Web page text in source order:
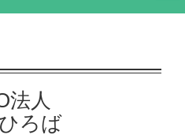
法人
ろば